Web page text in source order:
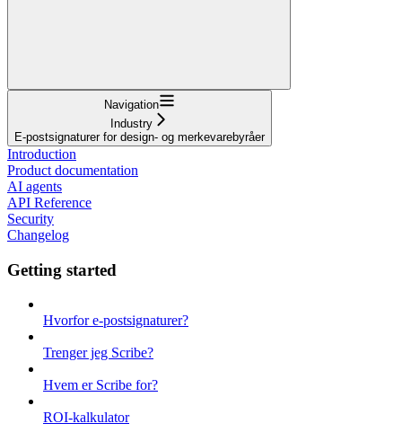
Navigation
Industry
E-postsignaturer for design- og merkevarebyråer
Introduction
Product documentation
AI agents
API Reference
Security
Changelog
Getting started
Hvorfor e-postsignaturer?
Trenger jeg Scribe?
Hvem er Scribe for?
ROI-kalkulator